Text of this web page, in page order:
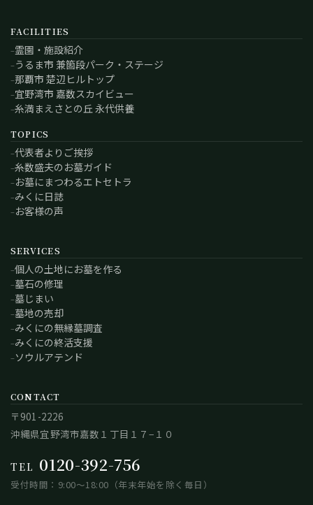
FACILITIES
霊園・施設紹介
うるま市 兼箇段パーク・ステージ
那覇市 楚辺ヒルトップ
宜野湾市 嘉数スカイビュー
糸満まえさとの丘 永代供養
TOPICS
代表者よりご挨拶
糸数盛夫のお墓ガイド
お墓にまつわるエトセトラ
みくに日誌
お客様の声
SERVICES
個人の土地にお墓を作る
墓石の修理
墓じまい
墓地の売却
みくにの無縁墓調査
みくにの終活支援
ソウルアテンド
CONTACT
〒901-2226
沖縄県宜野湾市嘉数１丁目１７−１０
TEL 0120-392-756
受付時間：9:00～18:00（年末年始を除く毎日）